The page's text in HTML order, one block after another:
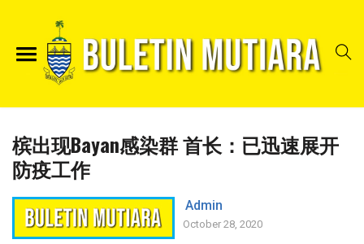
槟出现Bayan感染群 首长：已迅速展开
防疫工作
Admin
October 28, 2020